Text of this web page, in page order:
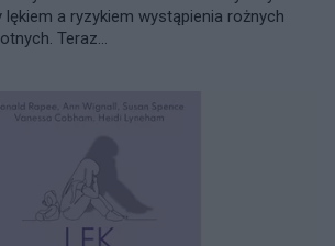
a ryzykiem wystąpienia rożnych
Teraz...